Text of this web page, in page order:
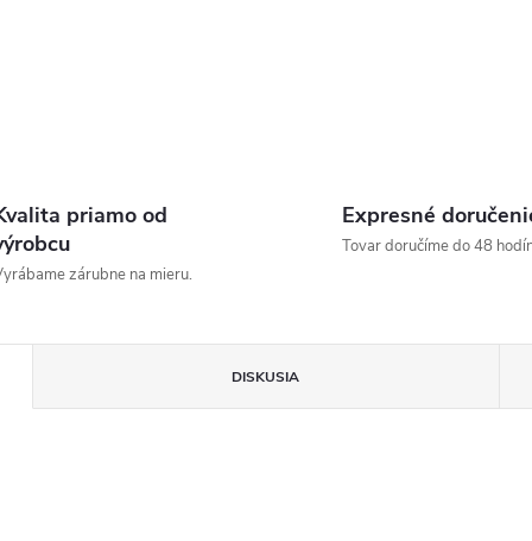
priamo od
zárubne na mieru.
Expresné
Tovar doručíme do 48
DISKUSIA